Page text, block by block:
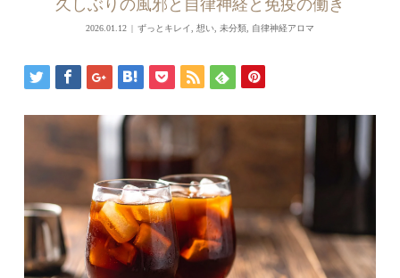
久しぶりの風邪と自律神経と免疫の働き
2026.01.12 ずっとキレイ, 想い, 未分類, 自律神経アロマ